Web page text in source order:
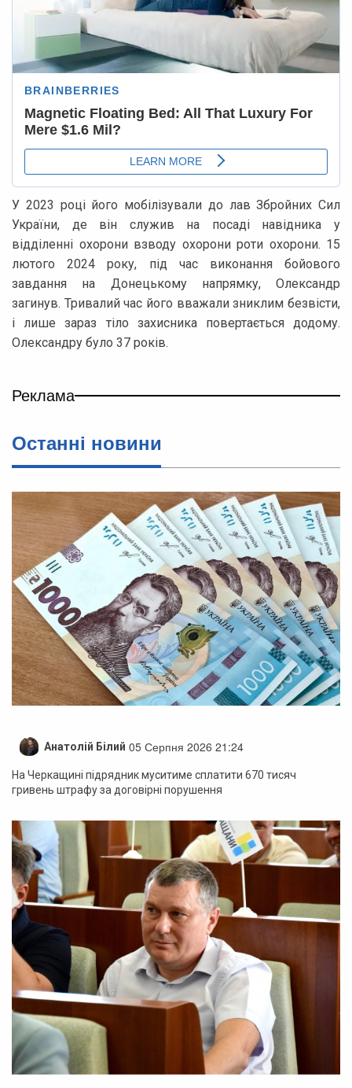
У 2023 році його мобілізували до лав Збройних Сил
України, де він служив на посаді навідника у
відділенні охорони взводу охорони роти охорони. 15
лютого 2024 року, під час виконання бойового
завдання на Донецькому напрямку, Олександр
загинув. Тривалий час його вважали зниклим безвісти,
і лише зараз тіло захисника повертається додому.
Олександру було 37 років.
Реклама
Останні новини
Анатолій Білий 05 Серпня 2026 21:24
На Черкащині підрядник муситиме сплатити 670 тисяч
гривень штрафу за договірні порушення